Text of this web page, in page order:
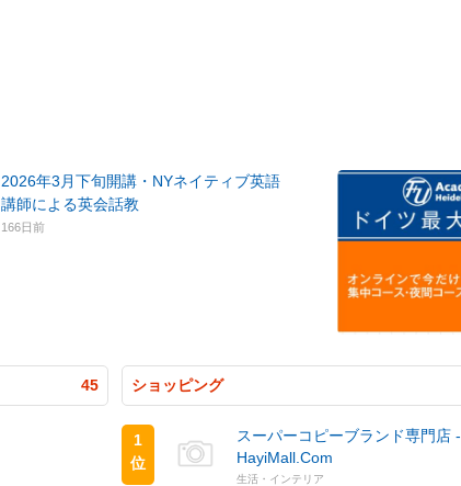
2026年3月下旬開講・NYネイティブ英語
講師による英会話教
166日前
45 ショッピング
1
位
スーパーコピーブランド専門店 -
HayiMall.Com
生活・インテリア